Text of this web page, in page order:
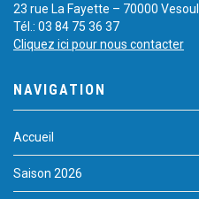
23 rue La Fayette – 70000 Vesoul
Tél.: 03 84 75 36 37
Cliquez ici pour nous contacter
NAVIGATION
Accueil
Saison 2026